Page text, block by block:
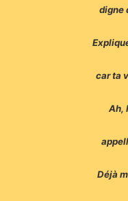
digne
car ta
Ah,
Déjà